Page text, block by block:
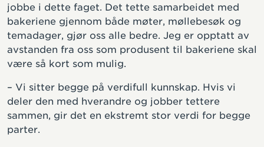
jobbe i dette faget. Det tette samarbeidet med
bakeriene gjennom både møter, møllebesøk og
temadager, gjør oss alle bedre. Jeg er opptatt av
avstanden fra oss som produsent til bakeriene skal
være så kort som mulig.
– Vi sitter begge på verdifull kunnskap. Hvis vi
deler den med hverandre og jobber tettere
sammen, gir det en ekstremt stor verdi for begge
parter.